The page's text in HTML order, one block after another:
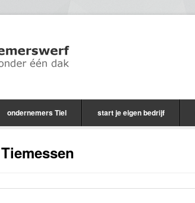
ondernemers Tiel start je eigen bedrijf